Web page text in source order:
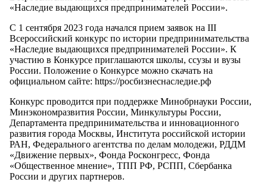
«Наследие выдающихся предпринимателей России».
С 1 сентября 2023 года начался прием заявок на III
Всероссийский конкурс по истории предпринимательства
«Наследие выдающихся предпринимателей России». К
участию в Конкурсе приглашаются школы, ссузы и вузы
России. Положение о Конкурсе можно скачать на
официальном сайте: https://росбизнеснаследие.рф
Конкурс проводится при поддержке Минобрнауки России,
Минэкономразвития России, Минкультуры России,
Департамента предпринимательства и инновационного
развития города Москвы, Института российской истории
РАН, Федерального агентства по делам молодежи, РДДМ
«Движение первых», Фонда Росконгресс, Фонда
«Общественное мнение», ТПП РФ, РСПП, Сбербанка
России и других партнеров.